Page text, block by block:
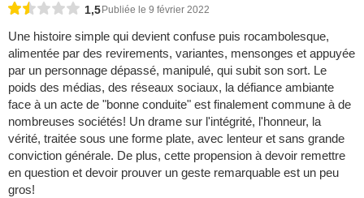
1,5 Publiée le 9 février 2022
Une histoire simple qui devient confuse puis rocambolesque,
alimentée par des revirements, variantes, mensonges et appuyée
par un personnage dépassé, manipulé, qui subit son sort. Le
poids des médias, des réseaux sociaux, la défiance ambiante
face à un acte de "bonne conduite" est finalement commune à de
nombreuses sociétés! Un drame sur l'intégrité, l'honneur, la
vérité, traitée sous une forme plate, avec lenteur et sans grande
conviction générale. De plus, cette propension à devoir remettre
en question et devoir prouver un geste remarquable est un peu
gros!